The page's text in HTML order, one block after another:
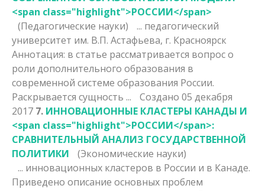
<span class="highlight">РОССИИ</span>
(Педагогические науки)
... педагогический
университет им. В.П. Астафьева, г. Красноярск
Аннотация: в статье рассматривается вопрос о
роли дополнительного образования в
современной системе образования России.
Раскрывается сущность ...
Создано 05 декабря
2017 7. ИННОВАЦИОННЫЕ КЛАСТЕРЫ КАНАДЫ И
<span class="highlight">РОССИИ</span>:
СРАВНИТЕЛЬНЫЙ АНАЛИЗ ГОСУДАРСТВЕННОЙ
ПОЛИТИКИ
(Экономические науки)
... инновационных кластеров в России и в Канаде.
Приведено описание основных проблем